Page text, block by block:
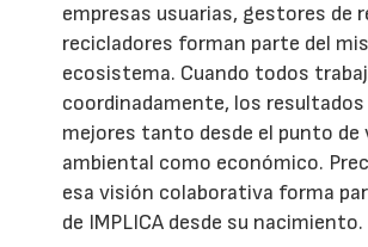
empresas usuarias, gestores de
recicladores forman parte del
ecosistema. Cuando todos
coordinadamente, los
mejores tanto desde el punto de
ambiental como económico.
esa visión colaborativa forma
de IMPLICA desde su nacimiento.